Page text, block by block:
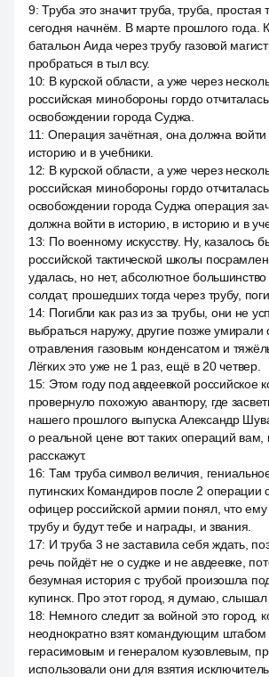
9:Труба это значит труба, труба,
сегодня начнём. В марте прошлого года.
батальон Аида через трубу газовой
пробраться в тыл всу.
10: В курской области, а уже через
российская минобороны гордо
освобождении города Суджа.
11: Операция зачётная, она должна
историю и в учебники.
12: В курской области, а уже через
российская минобороны гордо
освобождении города Суджа операция
должна войти в историю, в историю и в
13: По военному искусству. Ну, казалось
российской тактической школы
удалась, но нет, абсолютное большинство
солдат, прошедших тогда через трубу,
14: Погибли как раз из за трубы, они не
выбраться наружу, другие позже умирали
отравления газовым конденсатом и
Лёгких это уже не 1 раз, ещё в 20 четвер.
15: Этом году под авдеевкой российское
провернуло похожую авантюру, где
нашего прошлого выпуска Александр
о реальной цене вот таких операций вам,
расскажут.
16: Там труба символ величия,
путинских Командиров после 2 операции
офицер российской армии понял, что
трубу и будут тебе и награды, и звания.
17: И труба 3 не заставила себя ждать,
речь пойдёт не о судже и не авдеевке,
безумная история с трубой произошла
купинск. Про этот город, я думаю, слышал
18: Немного следит за войной это город,
неоднократно взят командующим штабом
герасимовым и генералом кузовлевым,
использовали они для взятия